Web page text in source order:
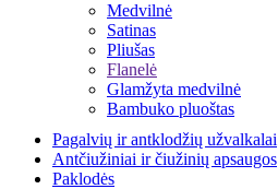
Medvilnė
Satinas
Pliušas
Flanelė
Glamžyta medvilnė
Bambuko pluoštas
Pagalvių ir antklodžių užvalkalai
Antčiužiniai ir čiužinių apsaugos
Paklodės